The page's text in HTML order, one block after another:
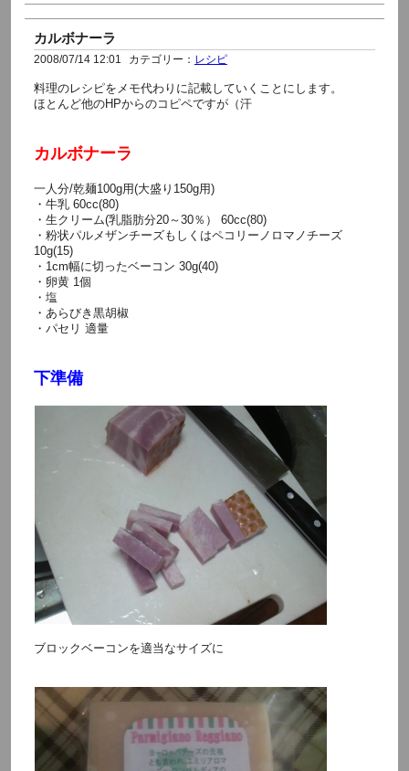
カルボナーラ
2008/07/14 12:01 カテゴリー： レシピ
料理のレシピをメモ代わりに記載していくことにします。
ほとんど他のHPからのコピペですが（汗
カルボナーラ
一人分/乾麺100g用(大盛り150g用)
・牛乳 60cc(80)
・生クリーム(乳脂肪分20～30％） 60cc(80)
・粉状パルメザンチーズもしくはペコリーノロマノチーズ
10g(15)
・1cm幅に切ったベーコン 30g(40)
・卵黄 1個
・塩
・あらびき黒胡椒
・パセリ 適量
下準備
ブロックベーコンを適当なサイズに